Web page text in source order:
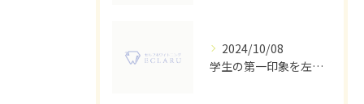
2024/10/08
学生の第一印象を左右する！多摩センター駅のセルフホワイトニングサロン活用術